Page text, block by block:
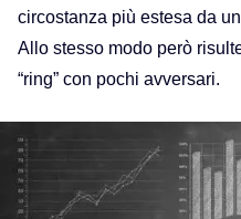
circostanza più estesa da
Allo stesso modo però
“ring” con pochi avversari.